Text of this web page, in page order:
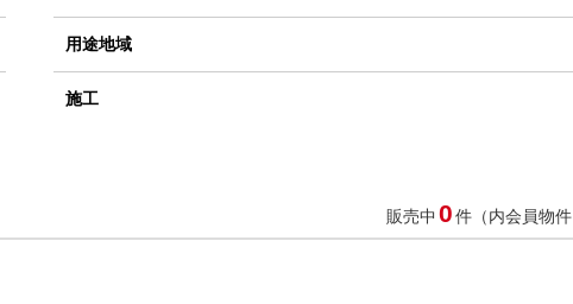
用途地域
施工
販売中 0件（内会員物件